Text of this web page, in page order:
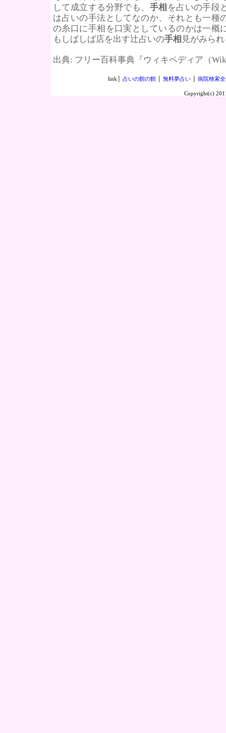
して成立する分野でも、 手相 を占いの手段
は占いの手法としてなのか、それとも一種
の糸口に手相を口実としているのかは一概
もしばしば店を出す辻占いの手相 見がみら
出典: フリー百科事典『ウィキペディア（
link│ 占いの館の館 無料夢占い 病院検索
Copyright(c)